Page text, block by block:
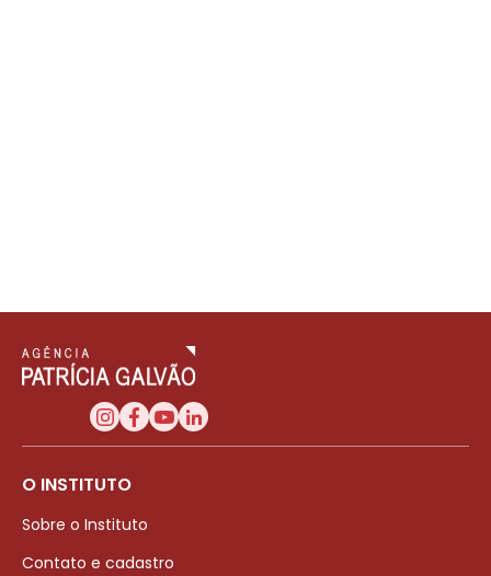
O INSTITUTO
Sobre o Instituto
Contato e cadastro